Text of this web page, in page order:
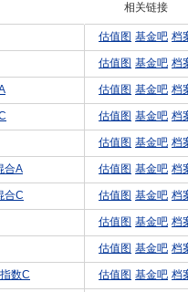
相关链接
估值图 基金吧 档
估值图 基金吧 档
估值图 基金吧 档
估值图 基金吧 档
估值图 基金吧 档
合A 估值图 基金吧 档
合C 估值图 基金吧 档
估值图 基金吧 档
估值图 基金吧 档
数C 估值图 基金吧 档